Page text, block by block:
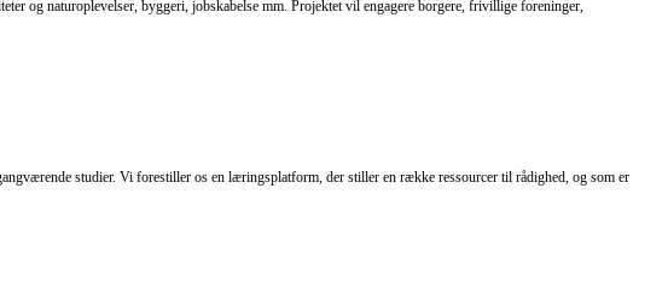
og naturoplevelser, byggeri, jobskabelse mm. Projektet vil engagere borgere, frivillige foreninger,
studier. Vi forestiller os en læringsplatform, der stiller en række ressourcer til rådighed, og som er